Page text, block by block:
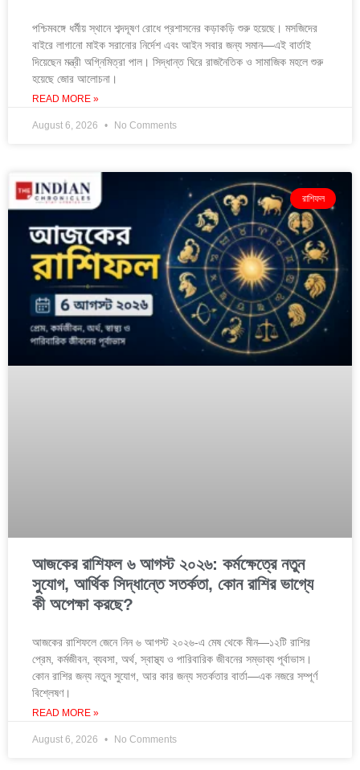
পশ্চিমবঙ্গে ধর্মীয় স্থানে শব্দদূষণ রোধে প্রশাসনের কড়াকড়ি শুরু হয়েছে। মসজিদের
বাইরে লাগানো মাইক সরানোর নির্দেশ এবং আইন সবার জন্য সমান—এই বার্তাই
দিয়েছেন মন্ত্রী অগ্নিমিত্রা পাল। সিদ্ধান্ত ঘিরে রাজনৈতিক ও সামাজিক মহলে শুরু
হয়েছে জোর আলোচনা।
READ MORE »
August 6, 2026 No Comments
রাশিফল
আজকের রাশিফল ৬ আগস্ট ২০২৬: কর্মক্ষেত্রে নতুন
সুযোগ, আর্থিক সিদ্ধান্তে সতর্কতা, কোন রাশির ভাগ্যে
কী অপেক্ষা করছে?
আজকের রাশিফলে জেনে নিন ৬ আগস্ট ২০২৬-এ মেষ থেকে মীন—১২টি রাশির
প্রেম, কর্মজীবন, ব্যবসা, অর্থ, স্বাস্থ্য ও পারিবারিক জীবনের সম্ভাব্য পূর্বাভাস।
কোন রাশির জন্য নতুন সুযোগ, আর কার জন্য সতর্কতার বার্তা—এক নজরে সম্পূর্ণ
বিশ্লেষণ।
READ MORE »
August 6, 2026 No Comments